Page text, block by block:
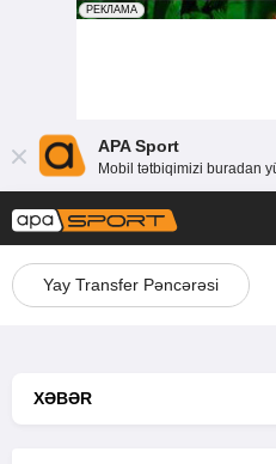
APA Sport
Mobil tətbiqimizi buradan
Yay Transfer Pəncərəsi
XƏBƏR